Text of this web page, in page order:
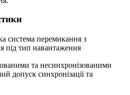
система перемикання з
під тип навантаження
та несинхронізованими
допуск синхронізації та